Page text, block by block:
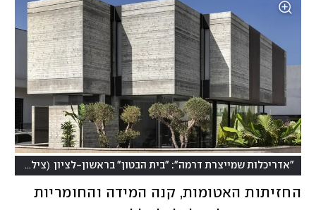
"אדריכלות שמייצרת דרמה": "בית הבטון" בראשון-לציון (צילום: עודד סמדר